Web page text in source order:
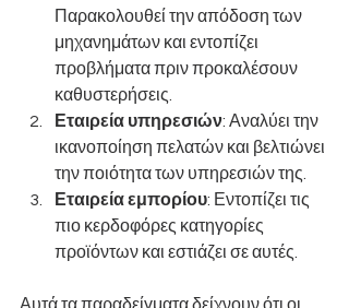
Παρακολουθεί την απόδοση των
μηχανημάτων και εντοπίζει
προβλήματα πριν προκαλέσουν
καθυστερήσεις.
Εταιρεία υπηρεσιών: Αναλύει την
ικανοποίηση πελατών και βελτιώνει
την ποιότητα των υπηρεσιών της.
Εταιρεία εμπορίου: Εντοπίζει τις
πιο κερδοφόρες κατηγορίες
προϊόντων και εστιάζει σε αυτές.
Αυτά τα παραδείγματα δείχνουν ότι οι